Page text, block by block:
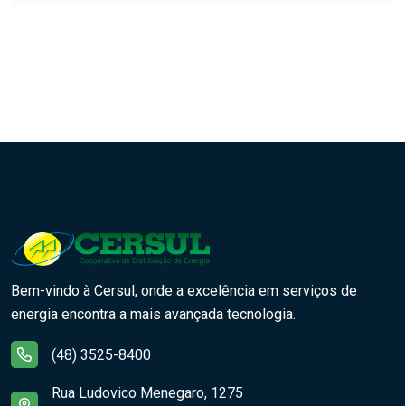
Bem-vindo à Cersul, onde a excelência em serviços de
energia encontra a mais avançada tecnologia.
(48) 3525-8400
Rua Ludovico Menegaro, 1275